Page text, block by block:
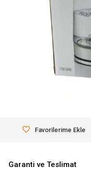
Favorilerime Ekle
Garanti ve Teslimat